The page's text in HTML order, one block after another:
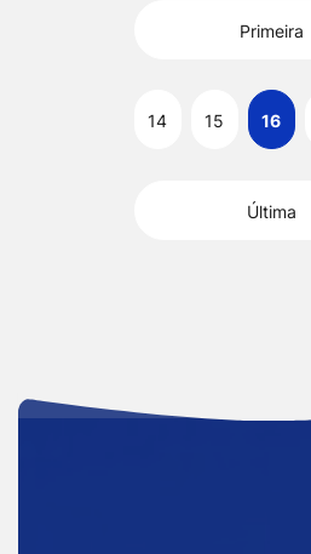
Primeira
14 15 16
Última